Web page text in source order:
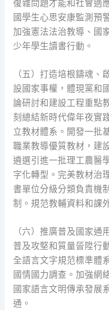
復雜問題才能和社會適
國學生心思安康監測預
加強憲法法治教導、國
少年學生讀書行動。
（五）打造培根鑄魂
設國家事權，體現黨和
論研討和建設工程重點
刻總結新時代偉年夜實
立教材體系。開發一批
職業教導優質教材，建
遴選引進一批理工農醫
字化轉型。完美教材治
書單位分級分類負責機
制。規范教輔資料和課
（六）推廣普及國家
普及攻堅和質量晉陞行
全語言文字規范標準體
國情國力調查。加強網
國家語言文明傳承發展
通。